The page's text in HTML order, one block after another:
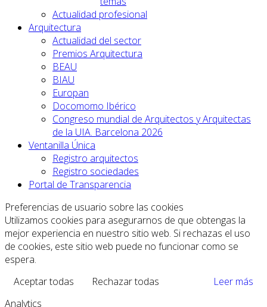
Actualidad profesional
Arquitectura
Actualidad del sector
Premios Arquitectura
BEAU
BIAU
Europan
Docomomo Ibérico
Congreso mundial de Arquitectos y Arquitectas
de la UIA. Barcelona 2026
Ventanilla Única
Registro arquitectos
Registro sociedades
Portal de Transparencia
Preferencias de usuario sobre las cookies
Utilizamos cookies para asegurarnos de que obtengas la
mejor experiencia en nuestro sitio web. Si rechazas el uso
de cookies, este sitio web puede no funcionar como se
espera.
Aceptar todas
Rechazar todas
Leer más
Analytics